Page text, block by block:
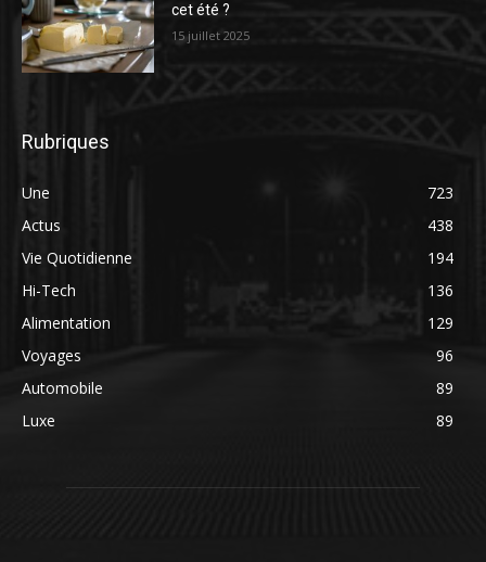
cet été ?
15 juillet 2025
Rubriques
Une
723
Actus
438
Vie Quotidienne
194
Hi-Tech
136
Alimentation
129
Voyages
96
Automobile
89
Luxe
89